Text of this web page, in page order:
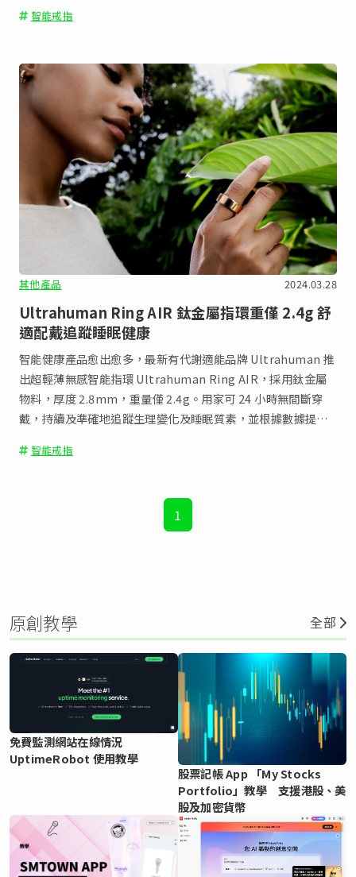
智能戒指
其他產品 2024.03.28
Ultrahuman Ring AIR 鈦金屬指環重僅 2.4g 舒
適配戴追蹤睡眠健康
智能健康產品愈出愈多，最新有代謝適能品牌 Ultrahuman 推
出超輕薄無感智能指環 Ultrahuman Ring AIR，採用鈦金屬
物料，厚度 2.8mm，重量僅 2.4g。用家可 24 小時無間斷穿
戴，持續及準確地追蹤生理變化及睡眠質素，並根據數據提出
智能戒指
1
原創教學 全部
免費監測網站在線情況
UptimeRobot 使用教學
股票記帳 App 「My Stocks
Portfolio」教學 支援港股、美
股及加密貨幣